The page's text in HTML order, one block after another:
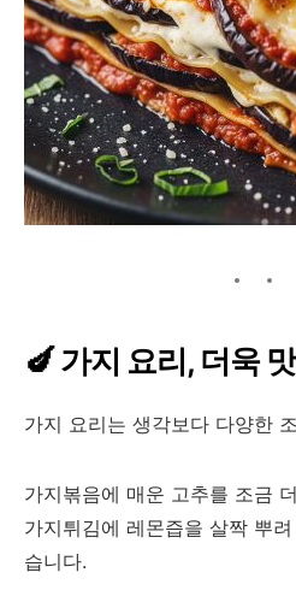
🍆 가지 요리, 더욱
가지 요리는 생각보다 다양한
가지볶음에 매운 고추를 조금
가지튀김에 레몬즙을 살짝 뿌
습니다.